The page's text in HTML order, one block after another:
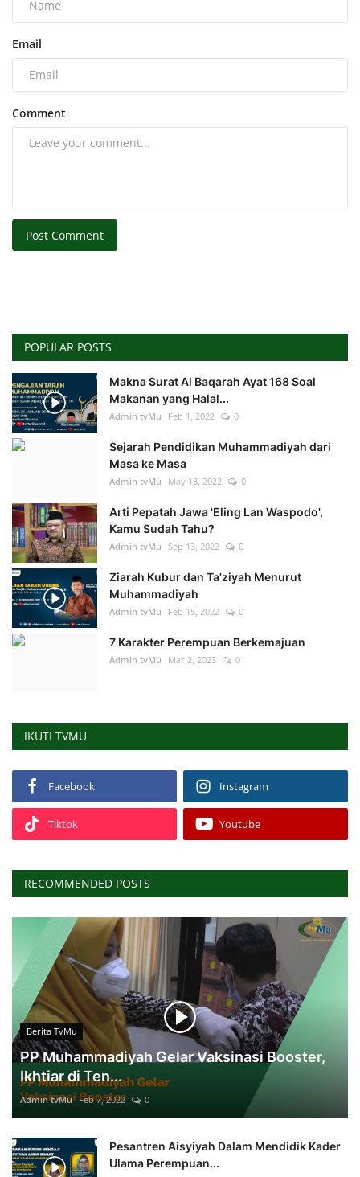
Email
Comment
Post Comment
POPULAR POSTS
Makna Surat Al Baqarah Ayat 168 Soal
Makanan yang Halal...
Admin tvMu Feb 1, 2022 0
Sejarah Pendidikan Muhammadiyah dari
Masa ke Masa
Admin tvMu May 13, 2022 0
Arti Pepatah Jawa 'Eling Lan Waspodo',
Kamu Sudah Tahu?
Admin tvMu Sep 13, 2022 0
Ziarah Kubur dan Ta'ziyah Menurut
Muhammadiyah
Admin tvMu Feb 15, 2022 0
7 Karakter Perempuan Berkemajuan
Admin tvMu Mar 2, 2023 0
IKUTI TVMU
Facebook Instagram
Tiktok Youtube
RECOMMENDED POSTS
Berita TvMu
PP Muhammadiyah Gelar Vaksinasi Booster,
Ikhtiar di Ten...
Admin tvMu Feb 7, 2022 0
Pesantren Aisyiyah Dalam Mendidik Kader
Ulama Perempuan...